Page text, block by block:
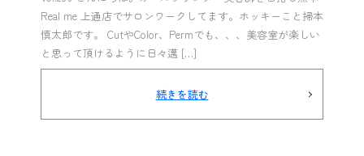
Real me 上通店でサロンワークしてます。ホッキーこと掃本
慎太郎です。 CutやColor、Permでも、、、美容室が楽しい
と思って頂けるように日々邁 […]
続きを読む